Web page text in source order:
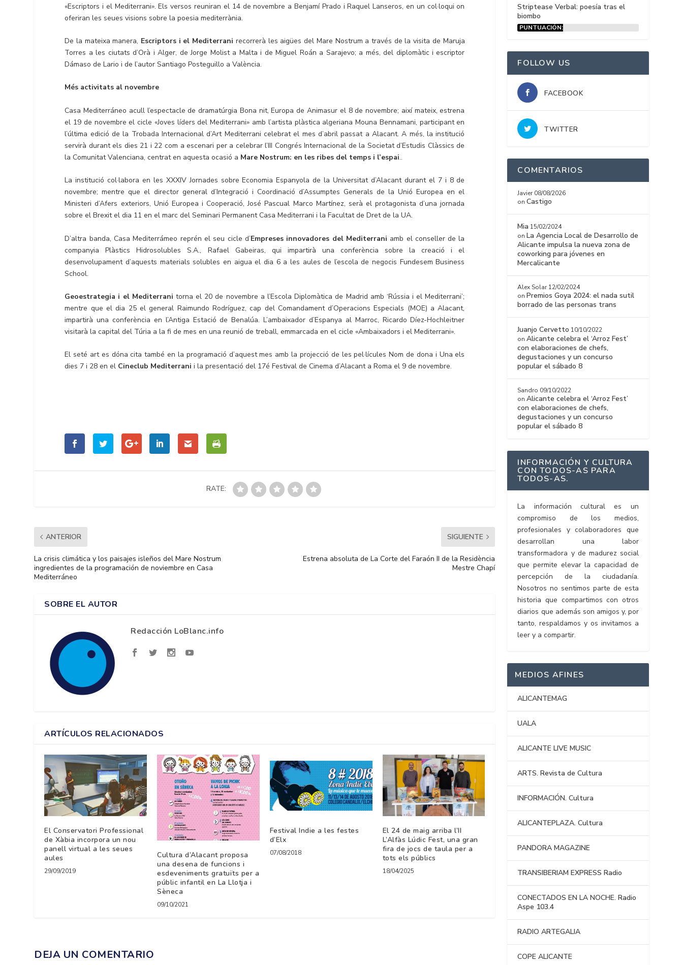
«Escriptors i el Mediterrani». Els versos reuniran el 14 de novembre a Benjamí Prado i Raquel Lanseros, en un col·loqui on
oferiran les seues visions sobre la poesia mediterrània.
De la mateixa manera, Escriptors i el Mediterrani recorrerà les aigües del Mare Nostrum a través de la visita de Maruja
Torres a les ciutats d’Orà i Alger, de Jorge Molist a Malta i de Miguel Roán a Sarajevo; a més, del diplomàtic i escriptor
Dámaso de Lario i de l’autor Santiago Posteguillo a València.
Més activitats al novembre
Casa Mediterráneo acull l’espectacle de dramatúrgia Bona nit, Europa de Animasur el 8 de novembre; així mateix, estrena
el 19 de novembre el cicle «Joves líders del Mediterrani» amb l’artista plàstica algeriana Mouna Bennamani, participant en
l’última edició de la Trobada Internacional d’Art Mediterrani celebrat el mes d’abril passat a Alacant. A més, la institució
servirà durant els dies 21 i 22 com a escenari per a celebrar l’III Congrés Internacional de la Societat d’Estudis Clàssics de
la Comunitat Valenciana, centrat en aquesta ocasió a Mare Nostrum: en les ribes del temps i l’espai..
La institució col·labora en les XXXIV Jornades sobre Economia Espanyola de la Universitat d’Alacant durant el 7 i 8 de
novembre; mentre que el director general d’Integració i Coordinació d’Assumptes Generals de la Unió Europea en el
Ministeri d’Afers exteriors, Unió Europea i Cooperació, José Pascual Marco Martínez, serà el protagonista d’una jornada
sobre el Brexit el dia 11 en el marc del Seminari Permanent Casa Mediterrani i la Facultat de Dret de la UA.
D’altra banda, Casa Mediterrámeo reprén el seu cicle d’Empreses innovadores del Mediterrani amb el conseller de la
companyia Plàstics Hidrosolubles S.A., Rafael Gabeiras, qui impartirà una conferència sobre la creació i el
desenvolupament d’aquests materials solubles en aigua el dia 6 a les aules de l’escola de negocis Fundesem Business
School.
Geoestrategia i el Mediterrani torna el 20 de novembre a l’Escola Diplomàtica de Madrid amb ‘Rússia i el Mediterrani’;
mentre que el dia 25 el general Raimundo Rodríguez, cap del Comandament d’Operacions Especials (MOE) a Alacant,
impartirà una conferència en l’Antiga Estació de Benalúa. L’ambaixador d’Espanya al Marroc, Ricardo Díez-Hochleitner
visitarà la capital del Túria a la fi de mes en una reunió de treball, emmarcada en el cicle «Ambaixadors i el Mediterrani».
El seté art es dóna cita també en la programació d’aquest mes amb la projecció de les pel·lícules Nom de dona i Una els
dies 7 i 28 en el Cineclub Mediterrani i la presentació del 17é Festival de Cinema d’Alacant a Roma el 9 de novembre.
RATE:
ANTERIOR
La crisis climática y los paisajes isleños del Mare Nostrum
ingredientes de la programación de noviembre en Casa
Mediterráneo
SIGUIENTE
Estrena absoluta de La Corte del Faraón II de la Residència
Mestre Chapí
SOBRE EL AUTOR
Redacción LoBlanc.info
ARTÍCULOS RELACIONADOS
El Conservatori Professional
de Xàbia incorpora un nou
panell virtual a les seues
aules
29/09/2019
Cultura d’Alacant proposa
una desena de funcions i
esdeveniments gratuïts per a
públic infantil en La Llotja i
Sèneca
09/10/2021
Festival Indie a les festes
d’Elx
07/08/2018
El 24 de maig arriba l’II
L’Alfàs Lúdic Fest, una gran
fira de jocs de taula per a
tots els públics
18/04/2025
DEJA UN COMENTARIO
Striptease Verbal: poesía tras el
biombo
PUNTUACIÓN:
FOLLOW US
FACEBOOK
TWITTER
COMENTARIOS
Javier 08/08/2026
onCastigo
Mia 15/02/2024
on La Agencia Local de Desarrollo de
Alicante impulsa la nueva zona de
coworking para jóvenes en
Mercalicante
Alex Solar 12/02/2024
on Premios Goya 2024: el nada sutil
borrado de las personas trans
Juanjo Cervetto 10/10/2022
onAlicante celebra el ‘Arroz Fest’
con elaboraciones de chefs,
degustaciones y un concurso
popular el sábado 8
Sandro 09/10/2022
onAlicante celebra el ‘Arroz Fest’
con elaboraciones de chefs,
degustaciones y un concurso
popular el sábado 8
INFORMACIÓN Y CULTURA
CON TODOS-AS PARA
TODOS-AS.
La información cultural es un
compromiso de los medios,
profesionales y colaboradores que
desarrollan una labor
transformadora y de madurez social
que permite elevar la capacidad de
percepción de la ciudadanía.
Nosotros no sentimos parte de esta
historia que compartimos con otros
diarios que además son amigos y, por
tanto, respaldamos y os invitamos a
leer y a compartir.
MEDIOS AFINES
ALICANTEMAG
UALA
ALICANTE LIVE MUSIC
ARTS. Revista de Cultura
INFORMACIÓN. Cultura
ALICANTEPLAZA. Cultura
PANDORA MAGAZINE
TRANSIBERIAM EXPRESS Radio
CONECTADOS EN LA NOCHE. Radio
Aspe 103.4
RADIO ARTEGALIA
COPE ALICANTE